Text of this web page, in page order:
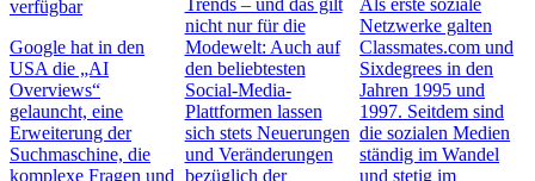
verfügbar
Google hat in den
USA die „AI
Overviews“
gelauncht, eine
Erweiterung der
Suchmaschine, die
komplexe Fragen und
Trends – und das gilt
nicht nur für die
Modewelt: Auch auf
den beliebtesten
Social-Media-
Plattformen lassen
sich stets Neuerungen
und Veränderungen
bezüglich der
Als erste soziale
Netzwerke galten
Classmates.com und
Sixdegrees in den
Jahren 1995 und
1997. Seitdem sind
die sozialen Medien
ständig im Wandel
und stetig im